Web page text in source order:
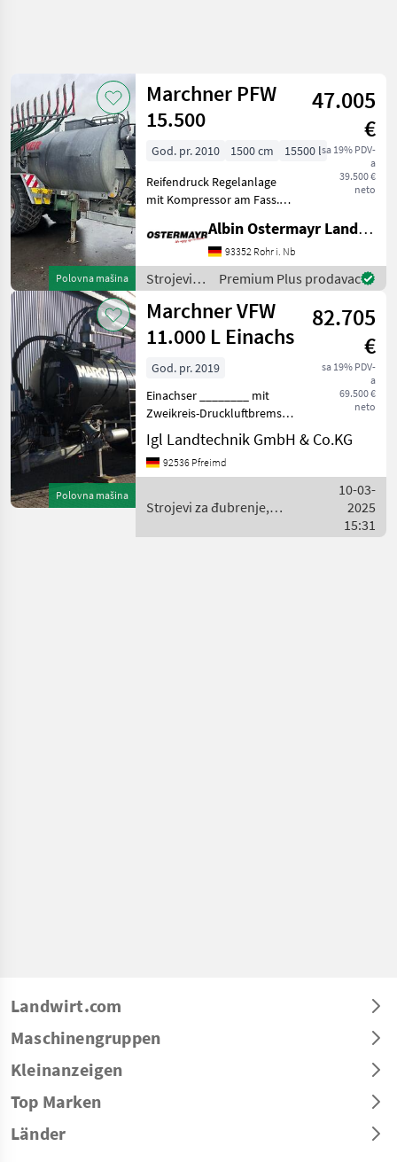
Polovna mašina
Marchner PFW
15.500
47.005
€
sa 19% PDV-
a
39.500 €
neto
God. pr. 2010 1500 cm
15500 l
Reifendruck Regelanlage
mit Kompressor am Fass.
spremnik Strojevi za
navodnjavanje Cisterne za
gnojnicu
Albin Ostermayr Landmaschinenhandel e.K.
93352 Rohr i. Nb
Strojevi
za
đubrenje,
gnojenje i
navodnjavanje
/
Premium Plus prodavac
Polovna mašina
Marchner VFW
11.000 L Einachs
82.705
€
sa 19% PDV-
a
69.500 €
neto
God. pr. 2019
Einachser ________ mit
Zweikreis-Druckluftbremse
und ALB-Regler
hydraulischen Schieber 6"
1x Schnellkuppler 6 Zoll
Beleuchtung
Excenterpumpe
Igl Landtechnik GmbH & Co.KG
92536 Pfreimd
Strojevi za đubrenje,
Marchner
10-03-
2025
15:31
Landwirt.com
Maschinengruppen
Kleinanzeigen
Top Marken
Länder